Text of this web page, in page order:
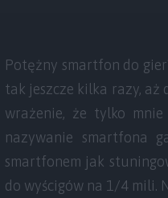
Potężny smartfon do
tak jeszcze kilka razy, aż
wrażenie, że tylko
nazywanie smartfona
smartfonem jak
do wyścigów na 1/4 mili.